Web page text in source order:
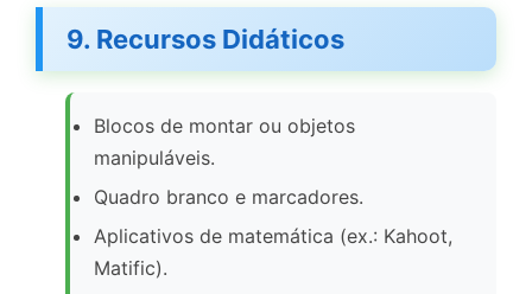
9. Recursos Didáticos
Blocos de montar ou objetos
manipuláveis.
Quadro branco e marcadores.
Aplicativos de matemática (ex.: Kahoot,
Matific).